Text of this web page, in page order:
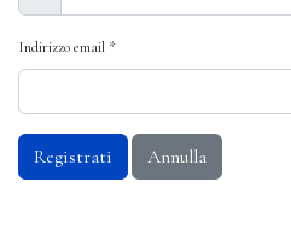
Mostra
Indirizzo email *
Registrati Annulla